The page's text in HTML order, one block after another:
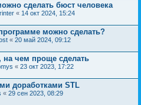
сделать бюст человека
« 14 окт 2024, 15:24
можно сделать?
« 20 май 2024, 09:12
на чем проще сделать
« 23 окт 2023, 17:22
доработками STL
« 29 сен 2023, 08:29